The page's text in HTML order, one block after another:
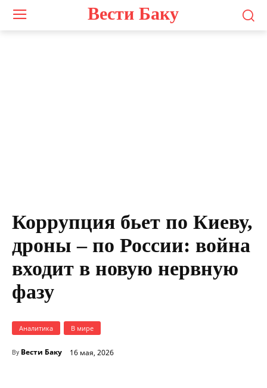
Вести Баку
Коррупция бьет по Киеву,
дроны – по России: война
входит в новую нервную
фазу
Аналитика В мире
By Вести Баку 16 мая, 2026